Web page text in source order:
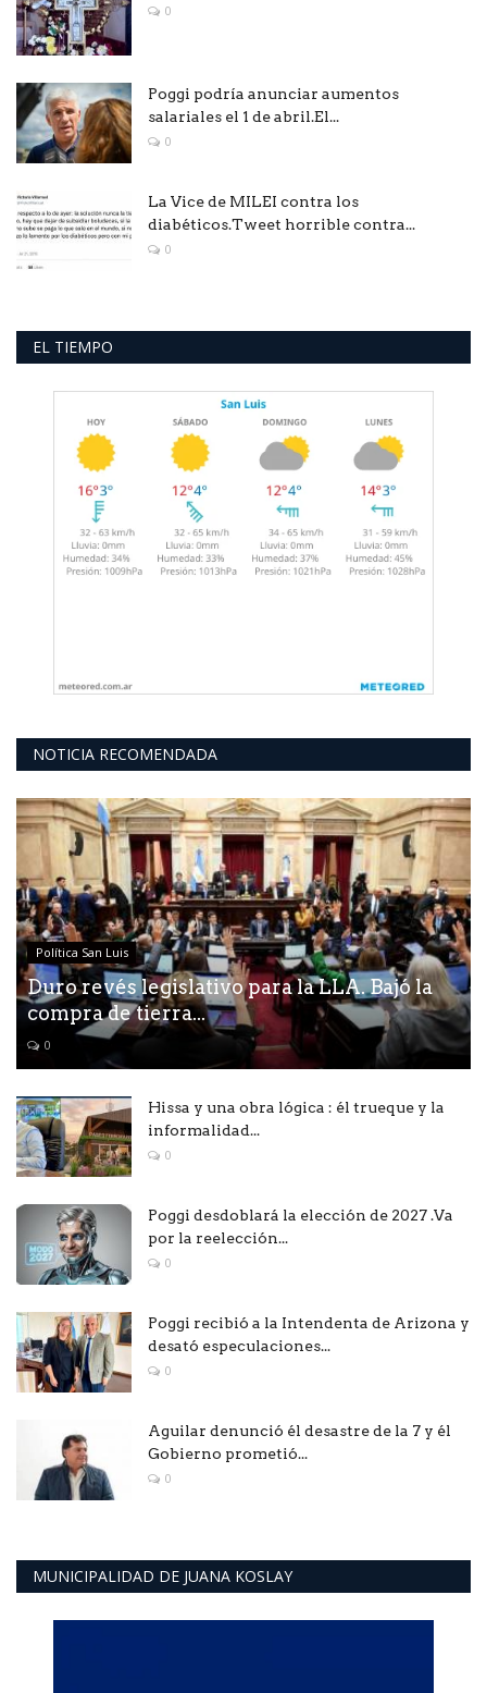
0
Poggi podría anunciar aumentos
salariales el 1 de abril.El...
0
La Vice de MILEI contra los
diabéticos.Tweet horrible contra...
0
EL TIEMPO
NOTICIA RECOMENDADA
Política San Luis
Duro revés legislativo para la LLA. Bajó la
compra de tierra...
0
Hissa y una obra lógica : él trueque y la
informalidad...
0
Poggi desdoblará la elección de 2027 .Va
por la reelección...
0
Poggi recibió a la Intendenta de Arizona y
desató especulaciones...
0
Aguilar denunció él desastre de la 7 y él
Gobierno prometió...
0
MUNICIPALIDAD DE JUANA KOSLAY